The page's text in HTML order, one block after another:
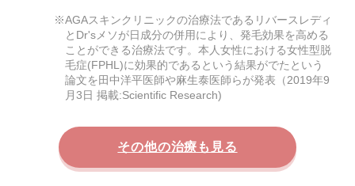
AGAスキンクリニックの治療法であるリバースレディ
とDr'sメソが日成分の併用により、発毛効果を高める
ことができる治療法です。本人女性における女性型脱
毛症(FPHL)に効果的であるという結果がでたという
論文を田中洋平医師や麻生泰医師らが発表（2019年9
月3日 掲載:Scientific Research)
その他の治療も見る